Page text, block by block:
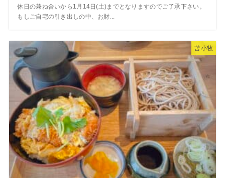
休日の兼ね合いから1月14日(土)までとなりますのでご了承下さい。
もしご自宅の引き出しの中、お財...
苫小牧